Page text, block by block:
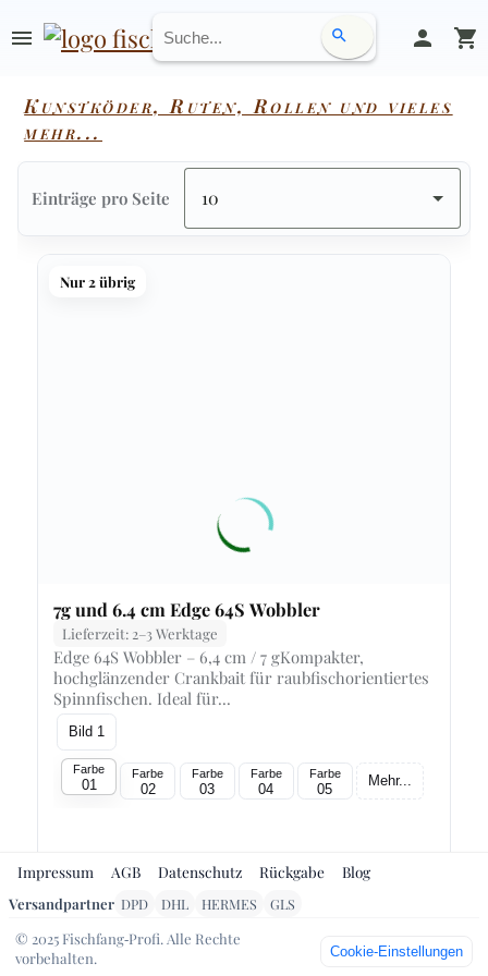
menu search person shopping_cart
Kunstköder, Ruten, Rollen und vieles
mehr...
Einträge pro Seite 10
Nur 2 übrig
7g und 6.4 cm Edge 64S Wobbler
Lieferzeit: 2–3 Werktage
Edge 64S Wobbler – 6,4 cm / 7 gKompakter,
hochglänzender Crankbait für raubfischorientiertes
Spinnfischen. Ideal für...
Bild 1
Farbe
01
Farbe
02
Farbe
03
Farbe
04
Farbe
05 Mehr...
Preis
7.19 €
inkl. MwSt., zzgl. Versand
Impressum AGB Datenschutz Rückgabe Blog
Versandpartner DPD DHL HERMES
GLS
© 2025 Fischfang‑Profi. Alle Rechte
vorbehalten.
Cookie‑Einstellungen